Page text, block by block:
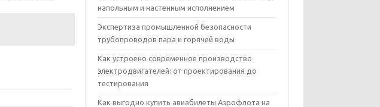
напольным и настенным исполнением
Экспертиза промышленной безопасности
трубопроводов пара и горячей воды
Как устроено современное производство
электродвигателей: от проектирования до
тестирования
Как выгодно купить авиабилеты Аэрофлота на